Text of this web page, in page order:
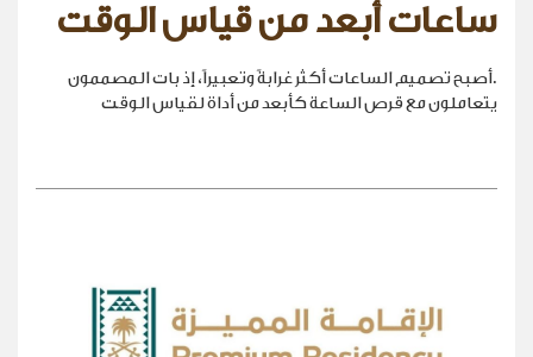
ساعات أبعد من قياس الوقت
.أصبح تصميم الساعات أكثر غرابةً وتعبيراً، إذ بات المصممون
يتعاملون مع قرص الساعة كأبعد من أداة لقياس الوقت